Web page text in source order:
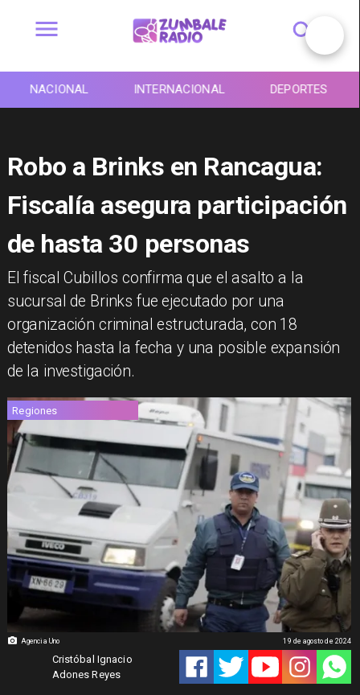
NACIONAL INTERNACIONAL DEPORTES
Robo a Brinks en Rancagua:
Fiscalía asegura participación
de hasta 30 personas
​El fiscal Cubillos confirma que el asalto a la
sucursal de Brinks fue ejecutado por una
organización criminal estructurada, con 18
detenidos hasta la fecha y una posible expansión
de la investigación.
Agencia Uno
Regiones
Cristóbal Ignacio
Adones Reyes
19 de agosto de 2024